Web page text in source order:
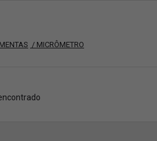
/ MICRÔMETRO